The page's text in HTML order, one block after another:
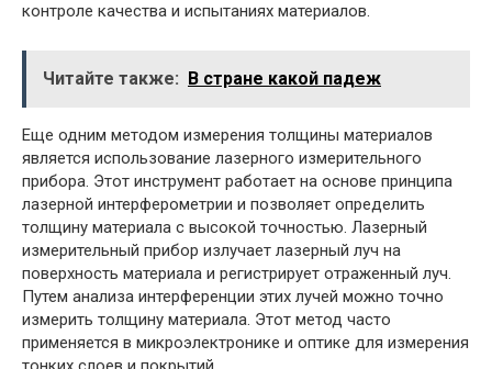
контроле качества и испытаниях материалов.
Читайте также: В стране какой падеж
Еще одним методом измерения толщины материалов
является использование лазерного измерительного
прибора. Этот инструмент работает на основе принципа
лазерной интерферометрии и позволяет определить
толщину материала с высокой точностью. Лазерный
измерительный прибор излучает лазерный луч на
поверхность материала и регистрирует отраженный луч.
Путем анализа интерференции этих лучей можно точно
измерить толщину материала. Этот метод часто
применяется в микроэлектронике и оптике для измерения